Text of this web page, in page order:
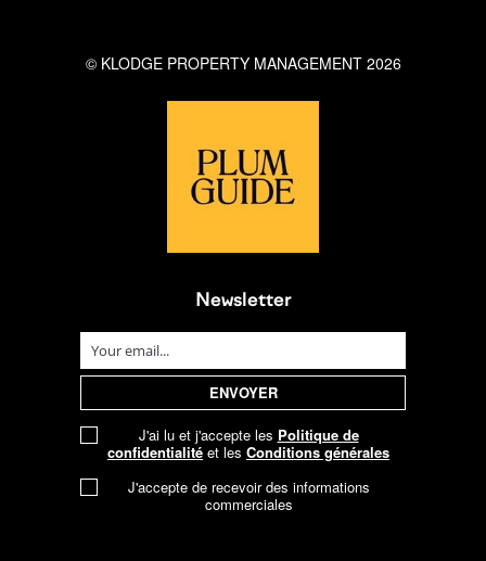
© KLODGE PROPERTY MANAGEMENT 2026
Newsletter
J'ai lu et j'accepte les Politique de
confidentialité et les Conditions générales
J'accepte de recevoir des informations
commerciales